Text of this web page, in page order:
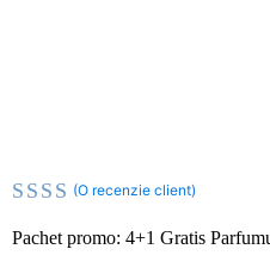
la
(O recenzie client)
Pachet promo: 4+1 Gratis